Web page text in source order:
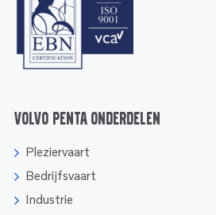
Volvo Penta onderdelen
Pleziervaart
Bedrijfsvaart
Industrie